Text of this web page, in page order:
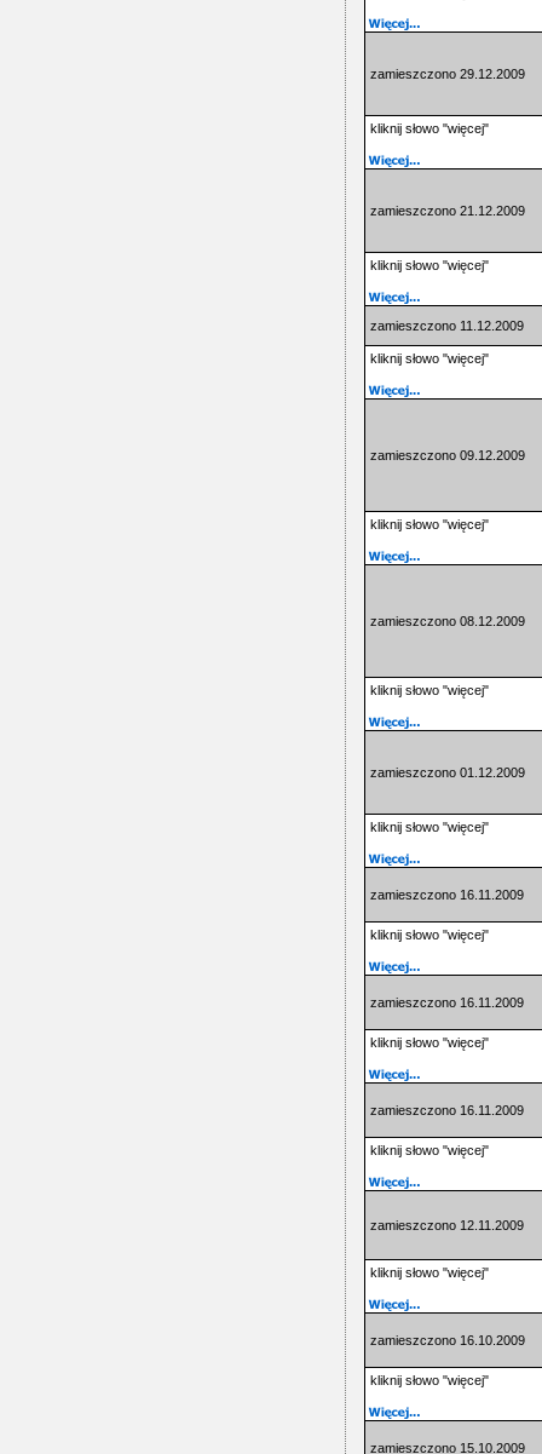
zamieszczono 29.12.2009
kliknij słowo "więcej"
zamieszczono 21.12.2009
kliknij słowo "więcej"
zamieszczono 11.12.2009
kliknij słowo "więcej"
zamieszczono 09.12.2009
kliknij słowo "więcej"
zamieszczono 08.12.2009
kliknij słowo "więcej"
zamieszczono 01.12.2009
kliknij słowo "więcej"
zamieszczono 16.11.2009
kliknij słowo "więcej"
zamieszczono 16.11.2009
kliknij słowo "więcej"
zamieszczono 16.11.2009
kliknij słowo "więcej"
zamieszczono 12.11.2009
kliknij słowo "więcej"
zamieszczono 16.10.2009
kliknij słowo "więcej"
zamieszczono 15.10.2009